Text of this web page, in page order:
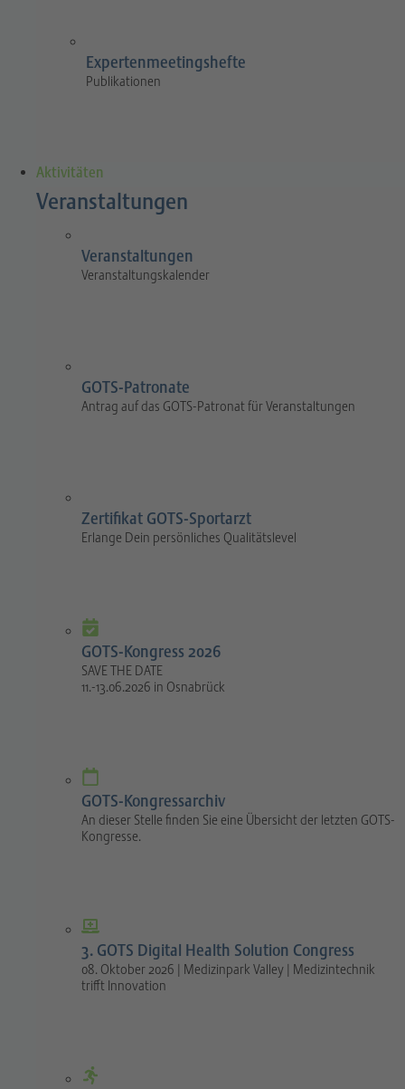
Expertenmeetingshefte
Publikationen
Aktivitäten
Veranstaltungen
Veranstaltungen
Veranstaltungskalender
GOTS-Patronate
Antrag auf das GOTS-Patronat für Veranstaltungen
Zertifikat GOTS-Sportarzt
Erlange Dein persönliches Qualitätslevel
GOTS-Kongress 2026
SAVE THE DATE
11.-13.06.2026 in Osnabrück
GOTS-Kongressarchiv
An dieser Stelle finden Sie eine Übersicht der letzten GOTS-
Kongresse.
3. GOTS Digital Health Solution Congress
08. Oktober 2026 | Medizinpark Valley | Medizintechnik
trifft Innovation